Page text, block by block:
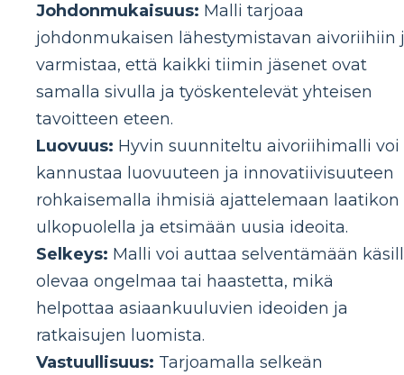
Johdonmukaisuus: Malli tarjoaa
johdonmukaisen lähestymistavan aivoriihiin
varmistaa, että kaikki tiimin jäsenet ovat
samalla sivulla ja työskentelevät yhteisen
tavoitteen eteen.
Luovuus: Hyvin suunniteltu aivoriihimalli voi
kannustaa luovuuteen ja innovatiivisuuteen
rohkaisemalla ihmisiä ajattelemaan laatikon
ulkopuolella ja etsimään uusia ideoita.
Selkeys: Malli voi auttaa selventämään
olevaa ongelmaa tai haastetta, mikä
helpottaa asiaankuuluvien ideoiden ja
ratkaisujen luomista.
Vastuullisuus: Tarjoamalla selkeän